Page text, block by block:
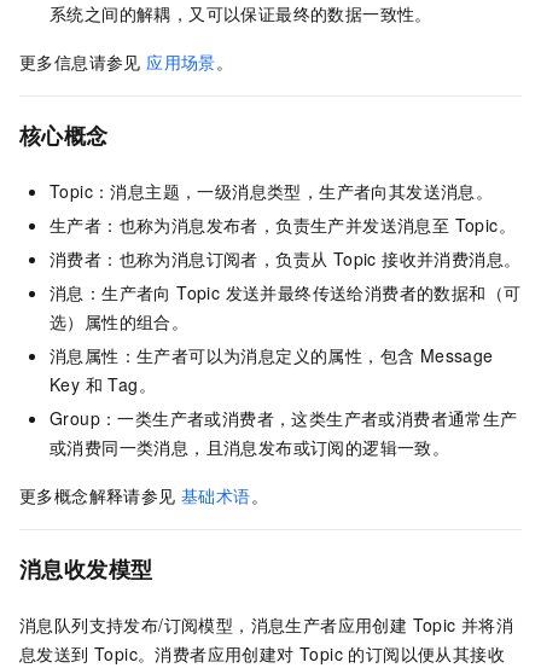
系统之间的解耦，又可以保证最终的数据一致性。
更多信息请参见 应用场景。
核心概念
Topic：消息主题，一级消息类型，生产者向其发送消息。
生产者：也称为消息发布者，负责生产并发送消息至 Topic。
消费者：也称为消息订阅者，负责从 Topic 接收并消费消息。
消息：生产者向 Topic 发送并最终传送给消费者的数据和（可
选）属性的组合。
消息属性：生产者可以为消息定义的属性，包含 Message
Key 和 Tag。
Group：一类生产者或消费者，这类生产者或消费者通常生产
或消费同一类消息，且消息发布或订阅的逻辑一致。
更多概念解释请参见 基础术语。
消息收发模型
消息队列支持发布/订阅模型，消息生产者应用创建 Topic 并将消
息发送到 Topic。消费者应用创建对 Topic 的订阅以便从其接收